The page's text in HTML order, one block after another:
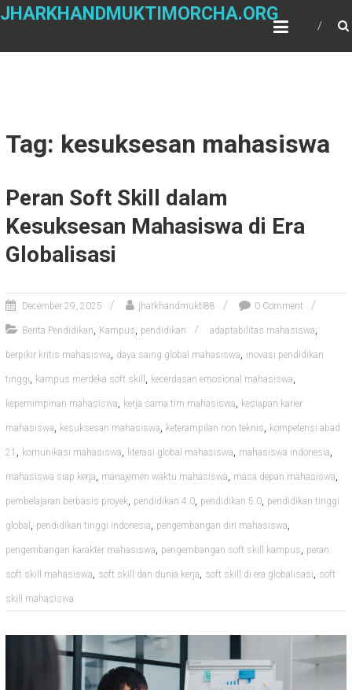
Skip
JHARKHANDMUKTIMORCHA.ORG
Tag: kesuksesan mahasiswa
Peran Soft Skill dalam
Kesuksesan Mahasiswa di Era
Globalisasi
December 29, 2025 jharkhandmukti88 0 Comment
Berita Pendidikan, Kampus, pendidikan adaptabilitas mahasiswa,
berpikir kritis mahasiswa, daya saing global mahasiswa, inovasi pendidikan
tinggi, kampus merdeka soft skill , kecerdasan emosional mahasiswa,
kepemimpinan mahasiswa, kerja sama tim mahasiswa, kesiapan karier
mahasiswa, kesuksesan mahasiswa, keterampilan non teknis, kompetensi abad
21 , komunikasi mahasiswa, literasi global mahasiswa, mahasiswa indonesia,
mahasiswa siap kerja, manajemen waktu mahasiswa, masa depan mahasiswa,
pembelajaran berbasis proyek, pendidikan 4.0, pendidikan 5.0, pendidikan tinggi
global , pendidikan tinggi indonesia, pengembangan diri mahasiswa,
pengembangan karakter mahasiswa, pengembangan soft skill kampus, peran
soft skill mahasiswa, soft skill dan dunia kerja, soft skill di era globalisasi, soft
skill mahasiswa